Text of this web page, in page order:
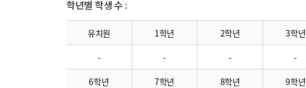
학년별 학생 수 :
유치원
-
1학년
-
2학년
-
3학년
-
6학년
7학년
8학년
9학년